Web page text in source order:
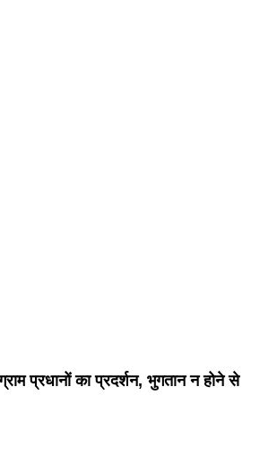
प्रधानों का प्रदर्शन, भुगतान न होने से